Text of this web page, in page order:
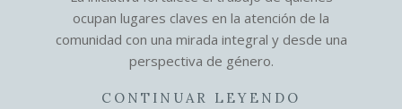
ocupan lugares claves en la atención de la
comunidad con una mirada integral y desde una
perspectiva de género.
CONTINUAR LEYENDO